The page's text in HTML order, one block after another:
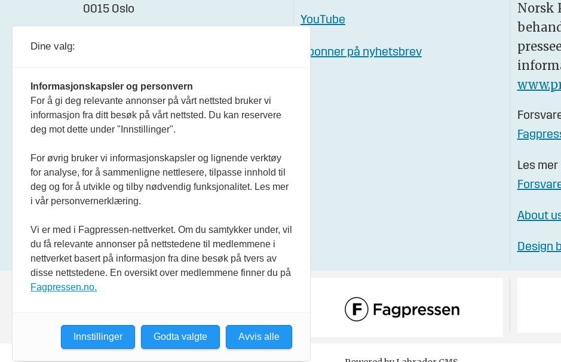
0015 Oslo
YouTube
Abonner på nyhetsbrev
Norsk
Les mer
About
Design
Dine valg:
Informasjonskapsler og personvern
For å gi deg relevante annonser på vårt nettsted bruker vi
informasjon fra ditt besøk på vårt nettsted. Du kan reservere
deg mot dette under "Innstillinger".
For øvrig bruker vi informasjonskapsler og lignende verktøy
for analyse, for å sammenligne nettlesere, tilpasse innhold til
deg og for å utvikle og tilby nødvendig funksjonalitet. Les mer
i vår personvernerklæring.
Vi er med i Fagpressen-nettverket. Om du samtykker under, vil
du få relevante annonser på nettstedene til medlemmene i
nettverket basert på informasjon fra dine besøk på tvers av
disse nettstedene. En oversikt over medlemmene finner du på
Fagpressen.no.
Avvis alle
Godta valgte
Innstillinger